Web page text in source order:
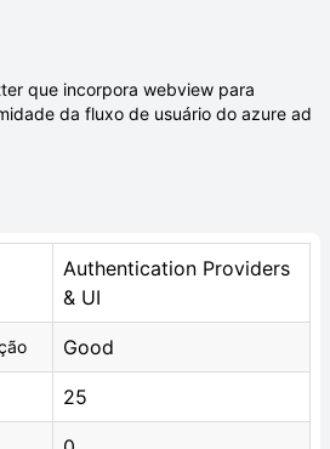
que incorpora webview para
da fluxo de usuário do azure ad
Authentication Providers
& UI
Good
25